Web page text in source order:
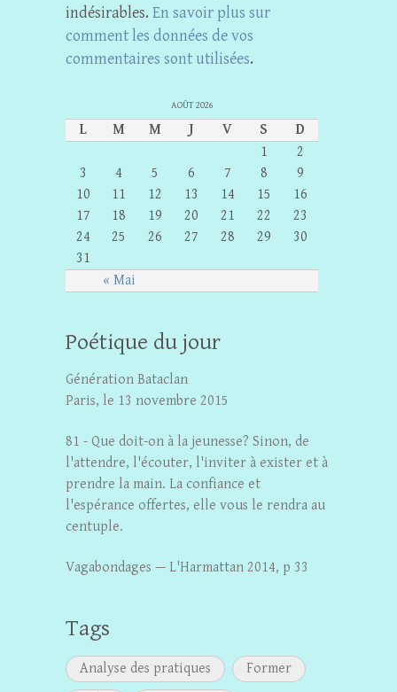
indésirables. En savoir plus sur
comment les données de vos
commentaires sont utilisées.
AOÛT 2026
L M M J V S D
« Mai
1
2
3
4 5 6 7 8
9
10
11 12 13 14 15
16
17
18 19 20 21 22
23
24
25 26 27 28 29
30
31
Poétique du jour
Génération Bataclan
Paris, le 13 novembre 2015
81 - Que doit-on à la jeunesse? Sinon, de
l'attendre, l'écouter, l'inviter à exister et à
prendre la main. La confiance et
l'espérance offertes, elle vous le rendra au
centuple.
Vagabondages — L'Harmattan 2014, p 33
Tags
Analyse des pratiques
Former